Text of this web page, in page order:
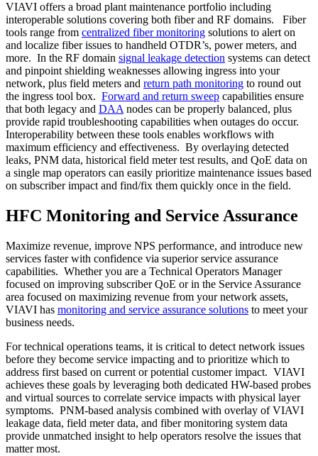
VIAVI offers a broad plant maintenance portfolio including
interoperable solutions covering both fiber and RF domains. Fiber
tools range from centralized fiber monitoring solutions to alert on
and localize fiber issues to handheld OTDR’s, power meters, and
more. In the RF domain signal leakage detection systems can detect
and pinpoint shielding weaknesses allowing ingress into your
network, plus field meters and return path monitoring to round out
the ingress tool box. Forward and return sweep capabilities ensure
that both legacy and DAAnodes can be properly balanced, plus
provide rapid troubleshooting capabilities when outages do occur.
Interoperability between these tools enables workflows with
maximum efficiency and effectiveness. By overlaying detected
leaks, PNM data, historical field meter test results, and QoE data on
a single map operators can easily prioritize maintenance issues based
on subscriber impact and find/fix them quickly once in the field.
HFC Monitoring and Service Assurance
Maximize revenue, improve NPS performance, and introduce new
services faster with confidence via superior service assurance
capabilities. Whether you are a Technical Operators Manager
focused on improving subscriber QoE or in the Service Assurance
area focused on maximizing revenue from your network assets,
VIAVI has monitoring and service assurance solutions to meet your
business needs.
For technical operations teams, it is critical to detect network issues
before they become service impacting and to prioritize which to
address first based on current or potential customer impact. VIAVI
achieves these goals by leveraging both dedicated HW-based probes
and virtual sources to correlate service impacts with physical layer
symptoms. PNM-based analysis combined with overlay of VIAVI
leakage data, field meter data, and fiber monitoring system data
provide unmatched insight to help operators resolve the issues that
matter most.